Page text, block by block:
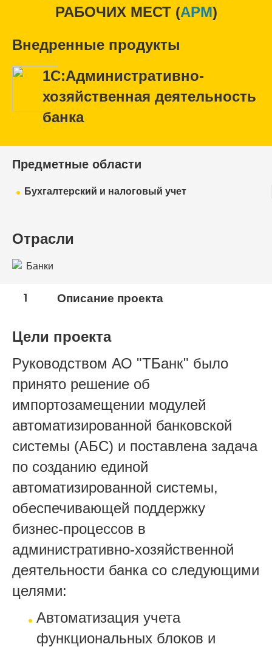
РАБОЧИХ МЕСТ (APM)
Внедренные продукты
1С:Административно-
хозяйственная деятельность
банка
Предметные области
Бухгалтерский и налоговый учет
Отрасли
Банки
1 Описание проекта
Цели проекта
Руководством АО "ТБанк" было
принято решение об
импортозамещении модулей
автоматизированной банковской
системы (АБС) и поставлена задача
по созданию единой
автоматизированной системы,
обеспечивающей поддержку
бизнес-процессов в
административно-хозяйственной
деятельности банка со следующими
целями:
Автоматизация учета
функциональных блоков и